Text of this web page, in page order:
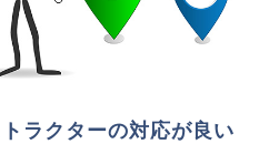
ラクターの対応が良い